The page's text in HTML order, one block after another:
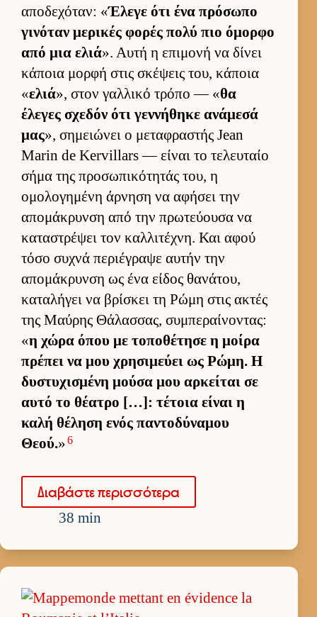
αποδεχόταν: «Έλεγε ότι ένα πρόσωπο
γινόταν μερικές φορές πολύ πιο όμορφο
από μια ελιά». Αυτή η επιμονή να δίνει
κάποια μορφή στις σκέψεις του, κάποια
«ελιά», στον γαλ­λικό τρόπο — «θα
έλεγες σχεδόν ότι γεν­νήθηκε ανάμεσά
μας», σημειώνει ο μεταφραστής Jean
Marin de Kervillars — εί­ναι το τελευ­ταίο
σήμα της προσωπικότητάς του, η
ομολογημένη άρ­νηση να αφήσει την
απομάκρυνση από την πρωτεύ­ουσα να
καταστρέψει τον καλ­λιτέχνη. Και αφού
τόσο συχνά περιέγραψε αυ­τήν την
απομάκρυνση ως ένα εί­δος θανάτου,
καταλήγει να βρίσκει τη Ρώμη στις ακτές
της Μαύ­ρης Θάλασ­σας, συμπεραί­νοντας:
«η χώρα όπου με τοποθέτησε η μοίρα
πρέπει να μου χρησιμεύει ως Ρώμη. Η
δυστυχισμένη μούσα μου αρ­κεί­ται σε
αυτό το θέατρο […]: τέτοια εί­ναι η
καλή θέληση ενός παντοδύναμου
Θεού.»6
Δια­βάστε περισ­σότερα
38 min